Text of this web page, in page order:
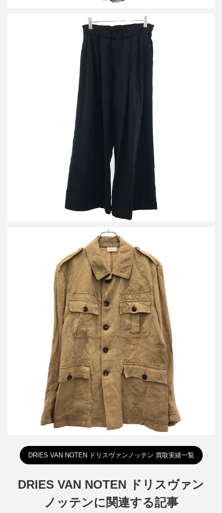
ドリスヴァンノッテン 26SS HAMA バギースウェットパンツ 252-
ドリスヴァンノッテン リネンサファリジャケット 1157-343-0363
詳しく見る
DRIES VAN NOTEN ドリスヴァンノッテン 買取実績一覧
DRIES VAN NOTEN ドリスヴァン
ノッテンに関連する記事